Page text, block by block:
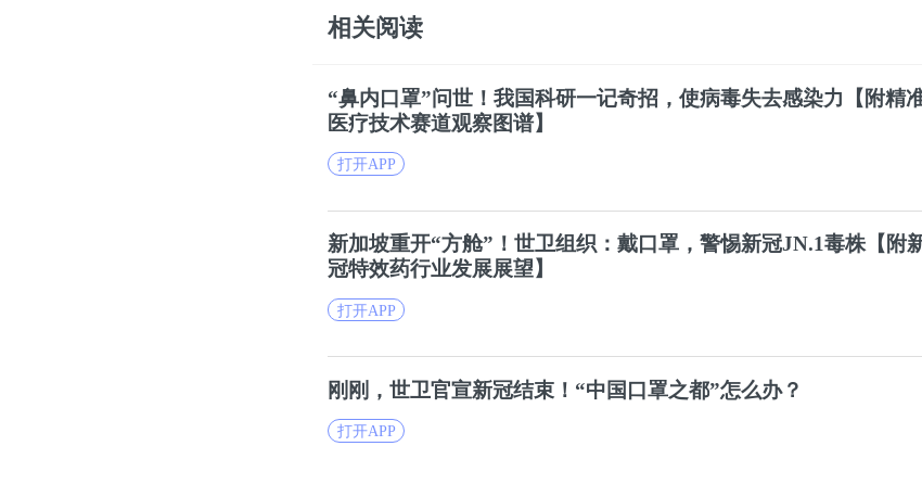
相关阅读
“鼻内口罩”问世！我国科研一记奇招，使病毒失去感染力【附精
医疗技术赛道观察图谱】
打开APP
新加坡重开“方舱”！世卫组织：戴口罩 ，警惕新冠JN.1毒株【附
冠特效药行业发展展望】
打开APP
刚刚，世卫官宣新冠结束！“中国 口罩之都”怎么办？
打开APP